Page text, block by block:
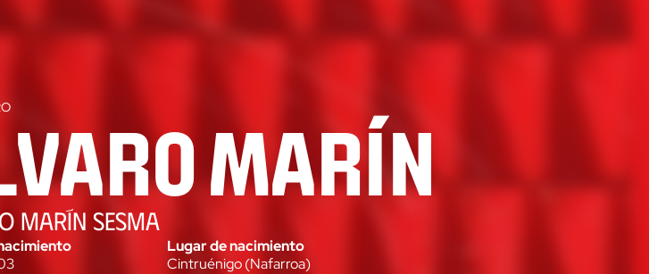
Marín
MARÍN SESMA
Lugar de nacimiento
Cintruénigo (Nafarroa)